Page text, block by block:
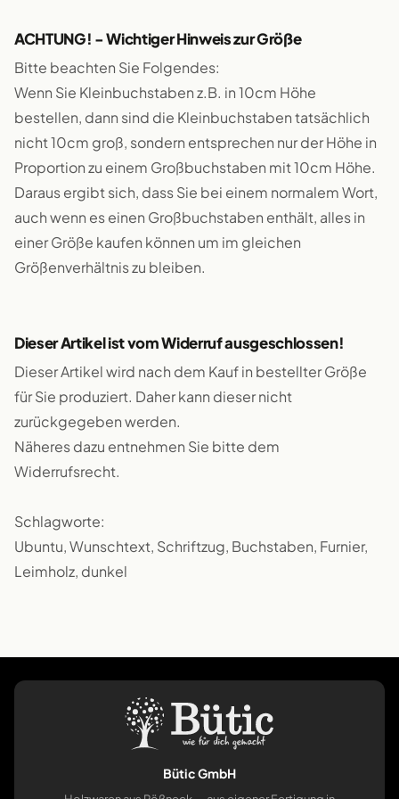
ACHTUNG! - Wichtiger Hinweis zur Größe
Bitte beachten Sie Folgendes:
Wenn Sie Kleinbuchstaben z.B. in 10cm Höhe
bestellen, dann sind die Kleinbuchstaben tatsächlich
nicht 10cm groß, sondern entsprechen nur der Höhe in
Proportion zu einem Großbuchstaben mit 10cm Höhe.
Daraus ergibt sich, dass Sie bei einem normalem Wort,
auch wenn es einen Großbuchstaben enthält, alles in
einer Größe kaufen können um im gleichen
Größenverhältnis zu bleiben.
Dieser Artikel ist vom Widerruf ausgeschlossen!
Dieser Artikel wird nach dem Kauf in bestellter Größe
für Sie produziert. Daher kann dieser nicht
zurückgegeben werden.
Näheres dazu entnehmen Sie bitte dem
Widerrufsrecht.
Schlagworte:
Ubuntu, Wunschtext, Schriftzug, Buchstaben, Furnier,
Leimholz, dunkel
Bütic GmbH